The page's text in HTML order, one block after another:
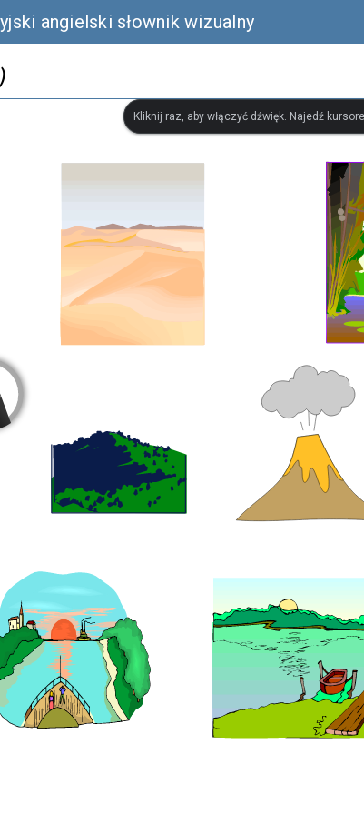
angielski słownik wizualny
Kliknij raz, aby włączyć dźwięk. Najedź